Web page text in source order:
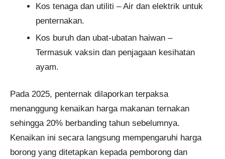
Kos tenaga dan utiliti – Air dan elektrik untuk
penternakan.
Kos buruh dan ubat-ubatan haiwan –
Termasuk vaksin dan penjagaan kesihatan
ayam.
Pada 2025, penternak dilaporkan terpaksa
menanggung kenaikan harga makanan ternakan
sehingga 20% berbanding tahun sebelumnya.
Kenaikan ini secara langsung mempengaruhi harga
borong yang ditetapkan kepada pemborong dan